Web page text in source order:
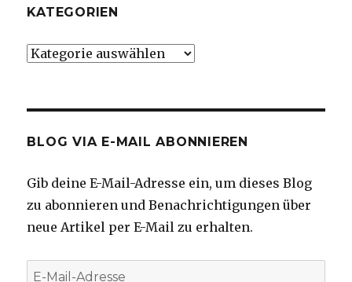
KATEGORIEN
Kategorien
BLOG VIA E-MAIL ABONNIEREN
Gib deine E-Mail-Adresse ein, um dieses Blog
zu abonnieren und Benachrichtigungen über
neue Artikel per E-Mail zu erhalten.
E-